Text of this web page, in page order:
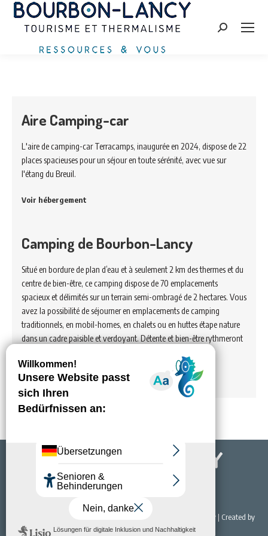
Search:
Aire Camping-car
L'aire de camping-car Terracamps, inaugurée en 2024, dispose de 22
places spacieuses pour un séjour en toute sérénité, avec vue sur
l'étang du Breuil.
Voir hébergement
Camping de Bourbon-Lancy
Situé en bordure de plan d’eau et à seulement 2 km des thermes et du
centre de bien-être, ce camping dispose de 70 emplacements
spacieux et délimités sur un terrain semi-ombragé de 2 hectares. Vous
avez la possibilité de séjourner en emplacements de camping
traditionnels, en mobil-homes, en chalets ou en huttes étape nature
dans un cadre paisible et verdoyant. Détente et bien-être rythmeront
Voir hébergement
© 2022 Office de Tourisme & du Thermalisme de Bourbon-Lancy | Created by
NET EASY